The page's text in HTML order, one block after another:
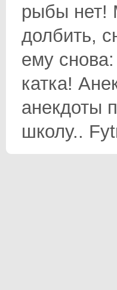
рыбы нет!
долбить,
ему
катка!
анекдоты
школу..